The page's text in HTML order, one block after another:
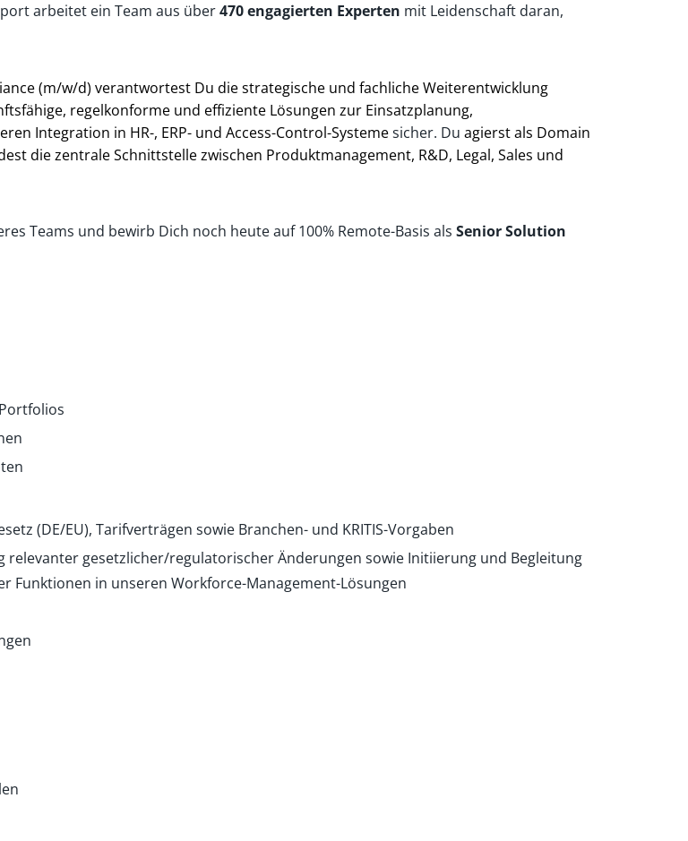
arbeitet ein Team aus über470 engagierten Experten mit Leidenschaft daran,
(m/w/d) verantwortest Du die strategische und fachliche Weiterentwicklung
regelkonforme und effiziente Lösungen zur Einsatzplanung,
Integration in HR-, ERP- und Access-Control-Systemesicher. Du agierst als Domain
die zentrale Schnittstelle zwischen Produktmanagement, R&D, Legal, Sales und
Teams und bewirb Dich noch heute auf 100% Remote-Basis als Senior Solution
(DE/EU), Tarifverträgen sowie Branchen- und KRITIS-Vorgaben
relevanter gesetzlicher/regulatorischer Änderungen sowie Initiierung und Begleitung
Funktionen in unseren Workforce-Management-Lösungen